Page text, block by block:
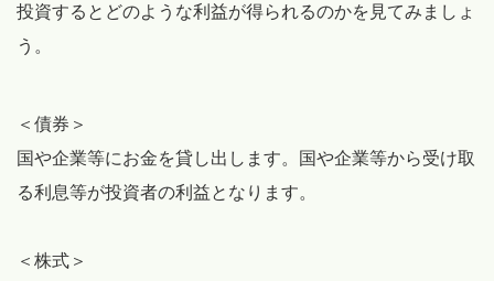
投資するとどのような利益が得られるのかを見てみましょ
う。
＜債券＞
国や企業等にお金を貸し出します。国や企業等から受け取
る利息等が投資者の利益となります。
＜株式＞